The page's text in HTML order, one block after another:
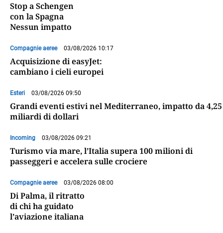
Stop a Schengen
con la Spagna
Nessun impatto
Compagnie aeree 03/08/2026 10:17
Acquisizione di easyJet:
cambiano i cieli europei
Esteri 03/08/2026 09:50
Grandi eventi estivi nel Mediterraneo, impatto da 4,25
miliardi di dollari
Incoming 03/08/2026 09:21
Turismo via mare, l’Italia supera 100 milioni di
passeggeri e accelera sulle crociere
Compagnie aeree 03/08/2026 08:00
Di Palma, il ritratto
di chi ha guidato
l’aviazione italiana